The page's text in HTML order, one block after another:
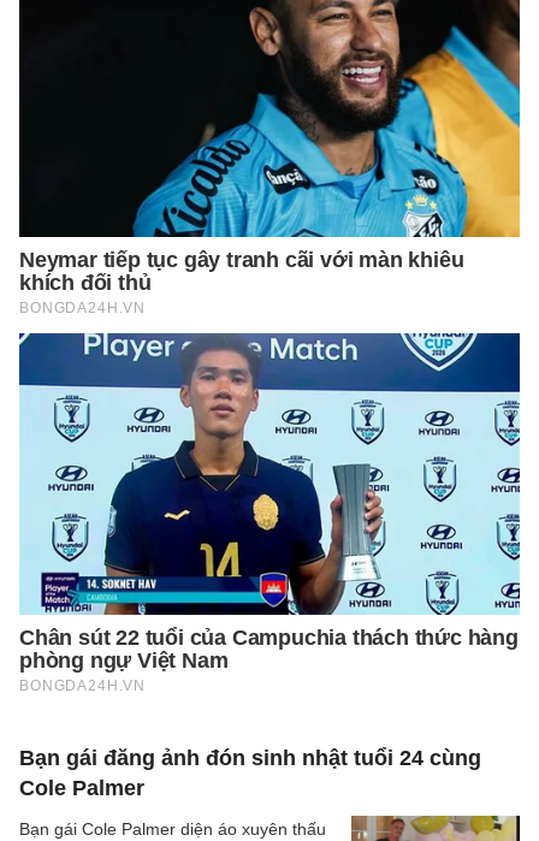
Bạn gái đăng ảnh đón sinh nhật tuổi 24 cùng
Cole Palmer
Bạn gái Cole Palmer diện áo xuyên thấu